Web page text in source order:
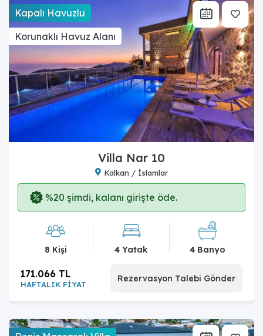
Kapalı Havuzlu
Korunaklı Havuz Alanı
Villa Nar 10
Kalkan / İslamlar
%20 şimdi, kalanı girişte öde.
8 Kişi 4 Yatak 4 Banyo
HAFTALIK FİYAT
171.066 TL Rezervasyon Talebi Gönder